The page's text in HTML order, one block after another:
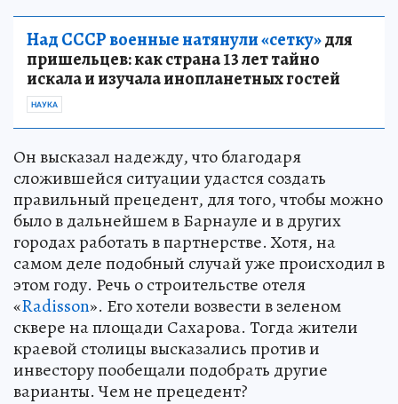
Над СССР военные натянули «сетку»для
пришельцев: как страна 13 лет тайно
искала и изучала инопланетных гостей
НАУКА
Он высказал надежду, что благодаря
сложившейся ситуации удастся создать
правильный прецедент, для того, чтобы можно
было в дальнейшем в Барнауле и в других
городах работать в партнерстве. Хотя, на
самом деле подобный случай уже происходил в
этом году. Речь о строительстве отеля
«Radisson». Его хотели возвести в зеленом
сквере на площади Сахарова. Тогда жители
краевой столицы высказались против и
инвестору пообещали подобрать другие
варианты. Чем не прецедент?